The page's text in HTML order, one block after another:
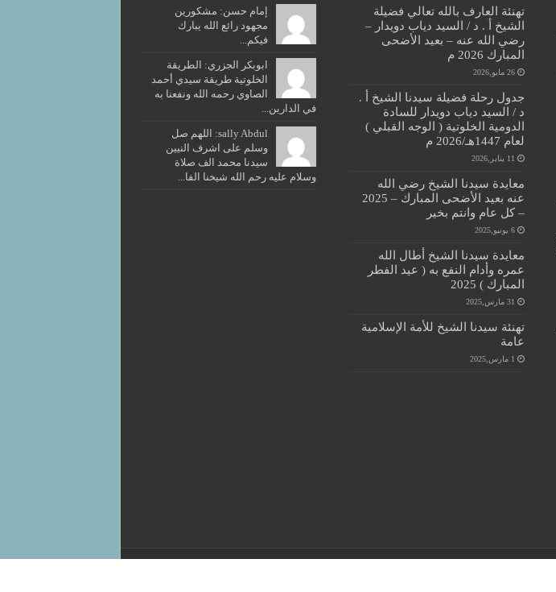
تهنئة العارف بالله تعالي فضيلة
الشيخ أ . د / السيد دياب دويدار –
رضي الله عنه – بعيد الأضحى
المبارك 2026 م
26 مايو,2026
جدول رحلة فضيلة سيدنا الشيخ أ .
د / السيد دياب دويدار للسادة
الدومية الخلوتية ( الوجه القبلي )
لعام 1447هـ/2026 م
11 يناير,2026
معايدة سيدنا الشيخ رضي الله
عنه بعيد الأضحى المبارك – 2025
– كل عام وانتم بخير
6 يونيو,2025
معايدة سيدنا الشيخ أطال الله
عمره وأدام النفع به ( عيد الفطر
المبارك ) 2025
31 مارس,2025
تهنئة سيدنا الشيخ للأمة الإسلامية
عامة
1 مارس,2025
إمام حسن: مشكورين
مجهود رائع الله يبارك
فيكم...
ابوبكر الجزري: الطريقة
الخلوتية طريقة سيدي أحمد
الصاوي رحمه الله ونفعنا به
في الدارين...
sally Abdul: اللهم صل
وسلم على اشرف النيين
سيدنا محمد الف صلاة
وسلام عليه رحم الله شيخنا الفا...